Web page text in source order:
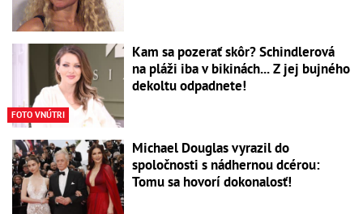
FOTO VNÚTRI
Kam sa pozerať skôr? Schindlerová
na pláži iba v bikinách... Z jej bujného
dekoltu odpadnete!
Michael Douglas vyrazil do
spoločnosti s nádhernou dcérou:
Tomu sa hovorí dokonalosť!